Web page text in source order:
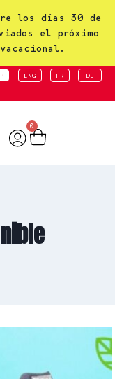
los días 30 de
el próximo
ENG FR DE
0